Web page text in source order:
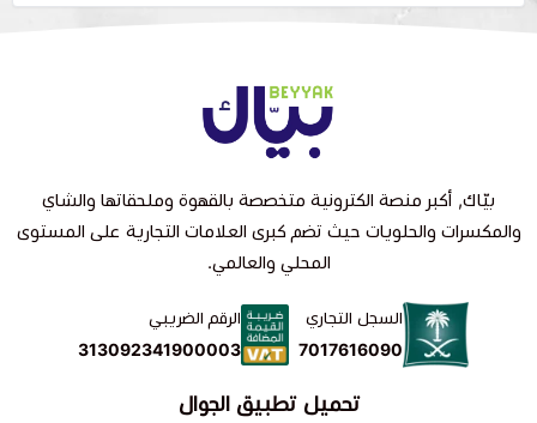
بيّاك, أكبر منصة الكترونية متخصصة بالقهوة وملحقاتها والشاي
والمكسرات والحلويات حيث تضم كبرى العلامات التجارية على المستوى
المحلي والعالمي.
السجل التجاري
7017616090
الرقم الضريبي
313092341900003
تحميل تطبيق الجوال